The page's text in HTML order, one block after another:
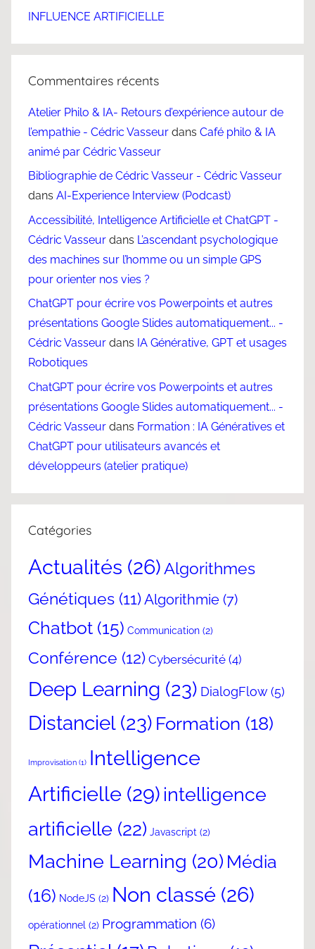
INFLUENCE ARTIFICIELLE
Commentaires récents
Atelier Philo & IA- Retours d’expérience autour de
l’empathie - Cédric Vasseur dans Café philo & IA
animé par Cédric Vasseur
Bibliographie de Cédric Vasseur - Cédric Vasseur
dans AI-Experience Interview (Podcast)
Accessibilité, Intelligence Artificielle et ChatGPT -
Cédric Vasseur dans L’ascendant psychologique
des machines sur l’homme ou un simple GPS
pour orienter nos vies ?
ChatGPT pour écrire vos Powerpoints et autres
présentations Google Slides automatiquement... -
Cédric Vasseur dans IA Générative, GPT et usages
Robotiques
ChatGPT pour écrire vos Powerpoints et autres
présentations Google Slides automatiquement... -
Cédric Vasseur dans Formation : IA Génératives et
ChatGPT pour utilisateurs avancés et
développeurs (atelier pratique)
Catégories
Actualités (26) Algorithmes
Génétiques (11)Algorithmie (7)
Chatbot (15) Communication (2)
Conférence (12) Cybersécurité (4)
Deep Learning (23) DialogFlow(5)
Distanciel(23) Formation (18)
Improvisation (1) Intelligence
Artificielle (29) intelligence
artificielle (22) Javascript (2)
Machine Learning (20) Média
(16) NodeJS (2) Non classé (26)
opérationnel (2) Programmation (6)